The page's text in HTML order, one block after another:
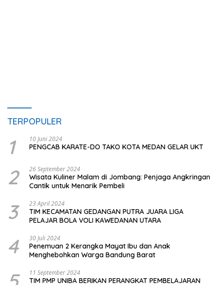
TERPOPULER
1 10 Juni 2024
PENGCAB KARATE-DO TAKO KOTA MEDAN GELAR UKT
2 26 September 2024
Wisata Kuliner Malam di Jombang: Penjaga Angkringan
Cantik untuk Menarik Pembeli
3 23 April 2024
TIM KECAMATAN GEDANGAN PUTRA JUARA LIGA
PELAJAR BOLA VOLI KAWEDANAN UTARA
4 30 Juli 2024
Penemuan 2 Kerangka Mayat Ibu dan Anak
Menghebohkan Warga Bandung Barat
11 September 2024
TIM PMP UNIBA BERIKAN PERANGKAT PEMBELAJARAN